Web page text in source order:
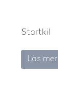
Startkil
Läs mer